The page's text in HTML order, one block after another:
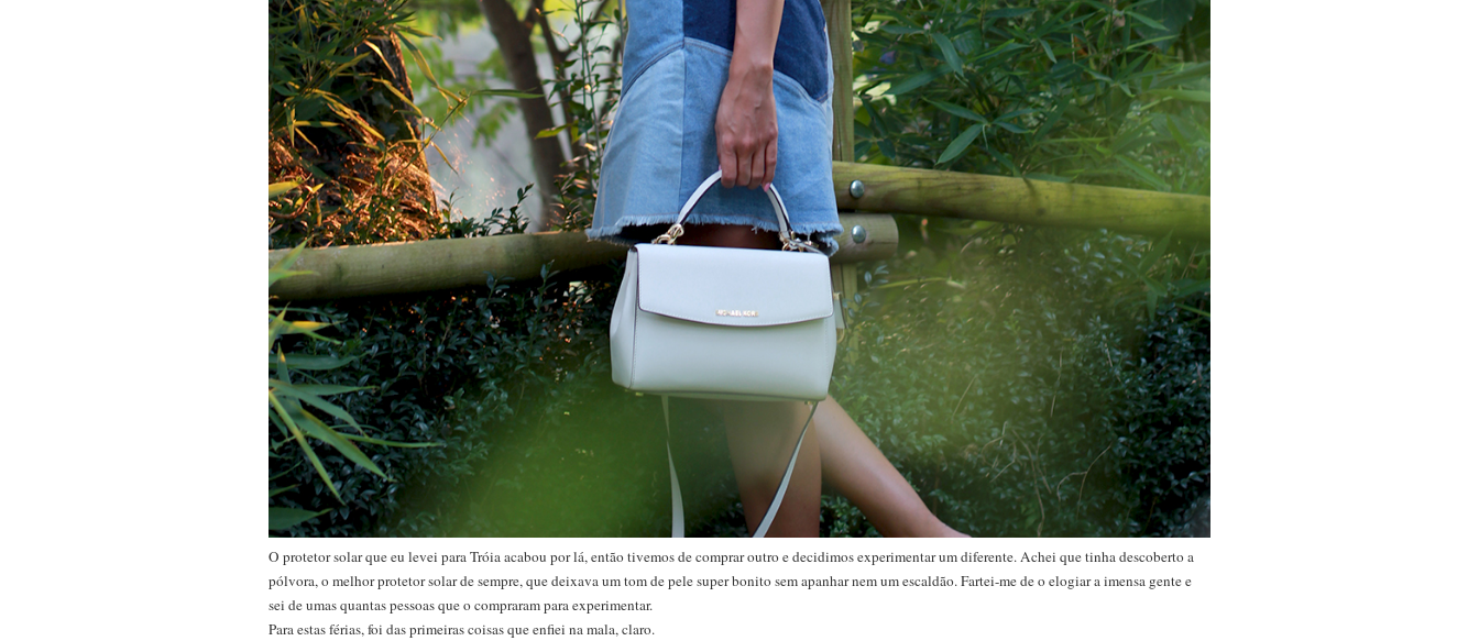
O protetor solar que eu levei para Tróia acabou por lá, então tivemos de comprar outro e decidimos experimentar um diferente. Achei que tinha descoberto a
pólvora, o melhor protetor solar de sempre, que deixava um tom de pele super bonito sem apanhar nem um escaldão. Fartei-me de o elogiar a imensa gente e
sei de umas quantas pessoas que o compraram para experimentar.
Para estas férias, foi das primeiras coisas que enfiei na mala, claro.